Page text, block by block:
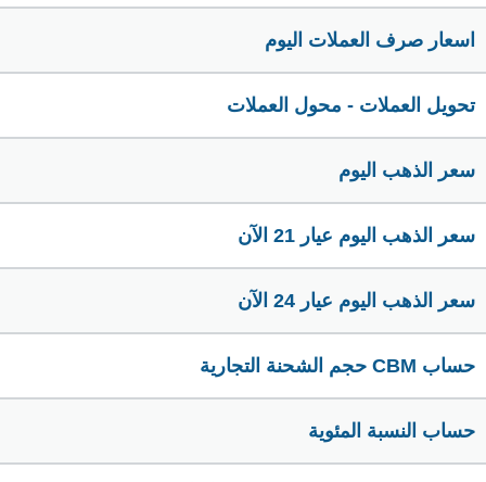
اسعار صرف العملات اليوم
تحويل العملات - محول العملات
سعر الذهب اليوم
سعر الذهب اليوم عيار 21 الآن
سعر الذهب اليوم عيار 24 الآن
حساب CBM حجم الشحنة التجارية
حساب النسبة المئوية